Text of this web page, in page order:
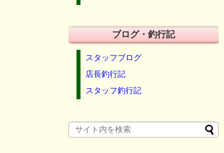
ブログ・釣行記
スタッフブログ
店長釣行記
スタッフ釣行記